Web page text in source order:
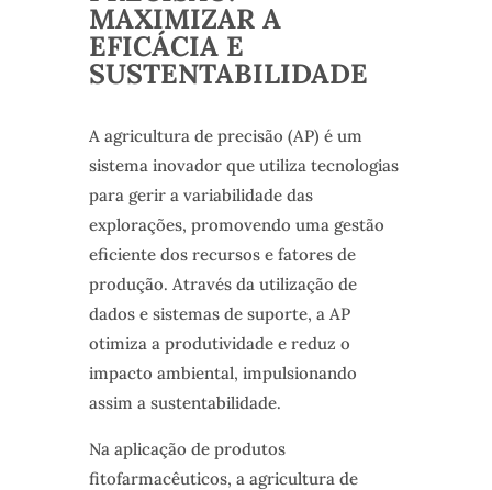
MAXIMIZAR A
EFICÁCIA E
SUSTENTABILIDADE
A agricultura de precisão (AP) é um
sistema inovador que utiliza tecnologias
para gerir a variabilidade das
explorações, promovendo uma gestão
eficiente dos recursos e fatores de
produção. Através da utilização de
dados e sistemas de suporte, a AP
otimiza a produtividade e reduz o
impacto ambiental, impulsionando
assim a sustentabilidade.
Na aplicação de produtos
fitofarmacêuticos, a agricultura de